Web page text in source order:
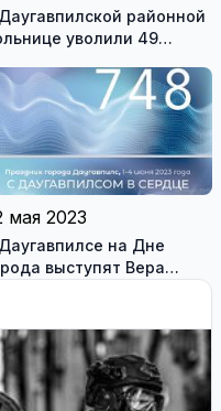
районной
уволили 49
России и
мая 2023
на Дне
выступят Вера
Иво Фоминс и KJ